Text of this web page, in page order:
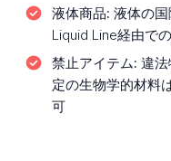
液体商品: 液体の
Liquid Line経由で
禁止アイテム: 違
定の生物学的材料
可